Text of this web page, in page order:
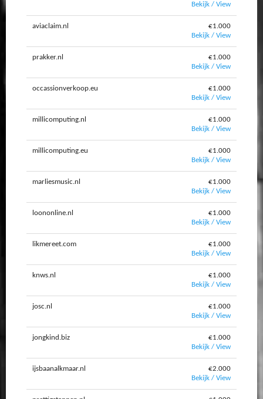
Bekijk / View
aviaclaim.nl
€1.000
Bekijk / View
prakker.nl
€1.000
Bekijk / View
occassionverkoop.eu
€1.000
Bekijk / View
millicomputing.nl
€1.000
Bekijk / View
millicomputing.eu
€1.000
Bekijk / View
marliesmusic.nl
€1.000
Bekijk / View
loononline.nl
€1.000
Bekijk / View
likmereet.com
€1.000
Bekijk / View
knws.nl
€1.000
Bekijk / View
josc.nl
€1.000
Bekijk / View
jongkind.biz
€1.000
Bekijk / View
ijsbaanalkmaar.nl
€2.000
Bekijk / View